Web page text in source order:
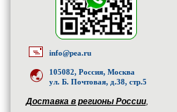
info@pea.ru
105082, Россия, Москва
ул. Б. Почтовая, д.38, стр.5
Доставка в регионы России,